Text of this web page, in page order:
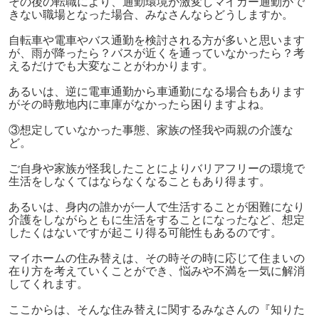
きない職場となった場合、みなさんならどうしますか。
自転車や電車やバス通勤を検討される方が多いと思います
が、雨が降ったら？バスが近くを通っていなかったら？考
えるだけでも大変なことがわかります。
あるいは、逆に電車通勤から車通勤になる場合もあります
がその時敷地内に車庫がなかったら困りますよね。
③想定していなかった事態、家族の怪我や両親の介護な
ど。
ご自身や家族が怪我したことによりバリアフリーの環境で
生活をしなくてはならなくなることもあり得ます。
あるいは、身内の誰かが一人で生活することが困難になり
介護をしながらともに生活をすることになったなど、想定
したくはないですが起こり得る可能性もあるのです。
マイホームの住み替えは、その時その時に応じて住まいの
在り方を考えていくことができ、悩みや不満を一気に解消
してくれます。
ここからは、そんな住み替えに関するみなさんの『知りた